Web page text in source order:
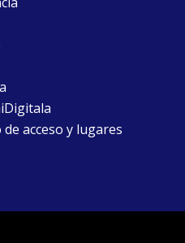
acceso y lugares